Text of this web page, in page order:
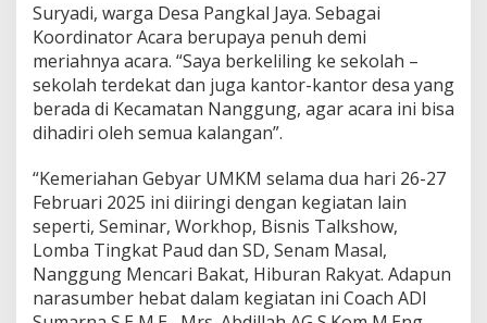
Suryadi, warga Desa Pangkal Jaya. Sebagai
Koordinator Acara berupaya penuh demi
meriahnya acara. “Saya berkeliling ke sekolah –
sekolah terdekat dan juga kantor-kantor desa yang
berada di Kecamatan Nanggung, agar acara ini bisa
dihadiri oleh semua kalangan”.
“Kemeriahan Gebyar UMKM selama dua hari 26-27
Februari 2025 ini diiringi dengan kegiatan lain
seperti, Seminar, Workhop, Bisnis Talkshow,
Lomba Tingkat Paud dan SD, Senam Masal,
Nanggung Mencari Bakat, Hiburan Rakyat. Adapun
narasumber hebat dalam kegiatan ini Coach ADI